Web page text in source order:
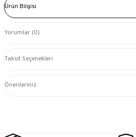
Ürün Bilgisi
Yorumlar (0)
Taksit Seçenekleri
Önerileriniz